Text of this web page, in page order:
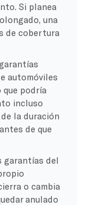
Si planea
una
de cobertura
automóviles
podría
incluso
la duración
de que
garantías del
o cambia
anulado